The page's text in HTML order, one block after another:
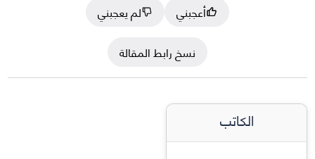
أعجبني
لم يعجبني
نسخ رابط المقالة
الكاتب